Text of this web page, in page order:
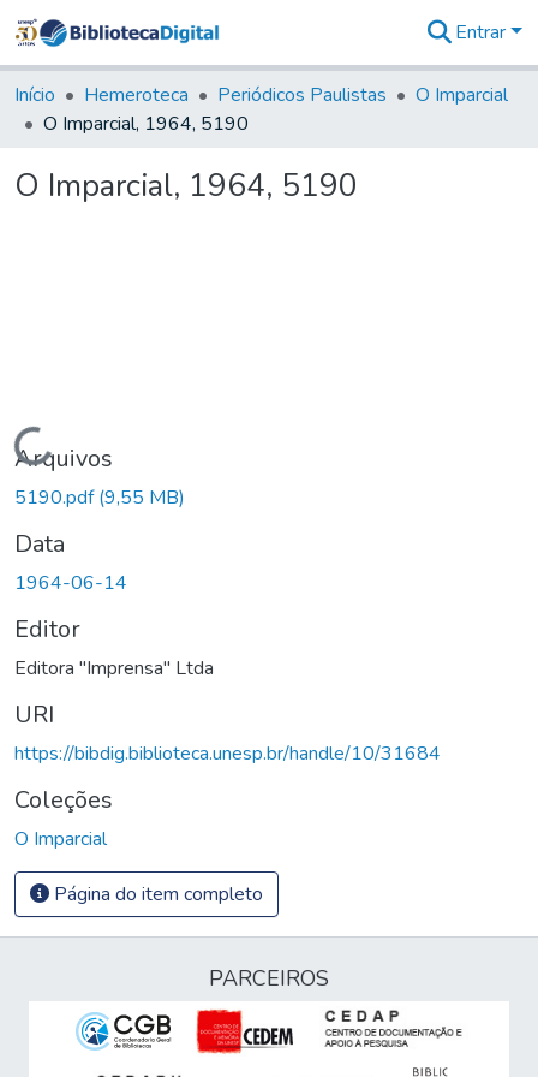
&
Coleções
Tudo na
Digital
Entrar
Início Hemeroteca Periódicos Paulistas
O Imparcial
O Imparcial, 1964, 5190
O Imparcial, 1964, 5190
Carregando...
Arquivos
5190.pdf(9,55 MB)
Data
1964-06-14
Editor
Editora "Imprensa" Ltda
URI
https://bibdig.biblioteca.unesp.br/handle/10/31684
Coleções
O Imparcial
Página do item completo
PARCEIROS